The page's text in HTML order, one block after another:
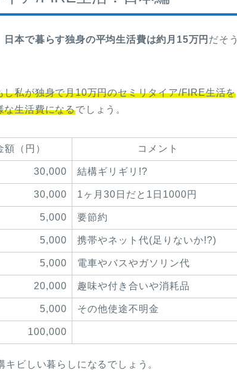
日本で暮らす独身の平均生活費は約月15万円 だそう
し私が独身で月10万円のセミリタイア/FIRE生活を
な生活費になるでしょう。
額（円） コメント
30,000 結構ギリギリ!?
30,000 1ヶ月30日だと1日1000円
5,000 要節約
5,000 携帯やネット代(足りないか!?)
5,000 電車やバスやガソリン代
20,000 趣味や付き合いや消耗品
5,000 その他使途不明金
100,000
ビしい暮らしになるでしょう。